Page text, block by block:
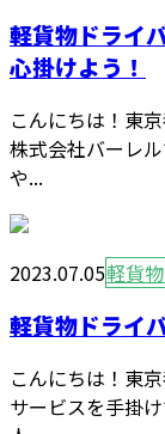
軽貨物ドライ
心掛けよう！
こんにちは！東
株式会社バーレ
や...
2023.07.05軽貨
軽貨物ドライ
こんにちは！東
サービスを手掛